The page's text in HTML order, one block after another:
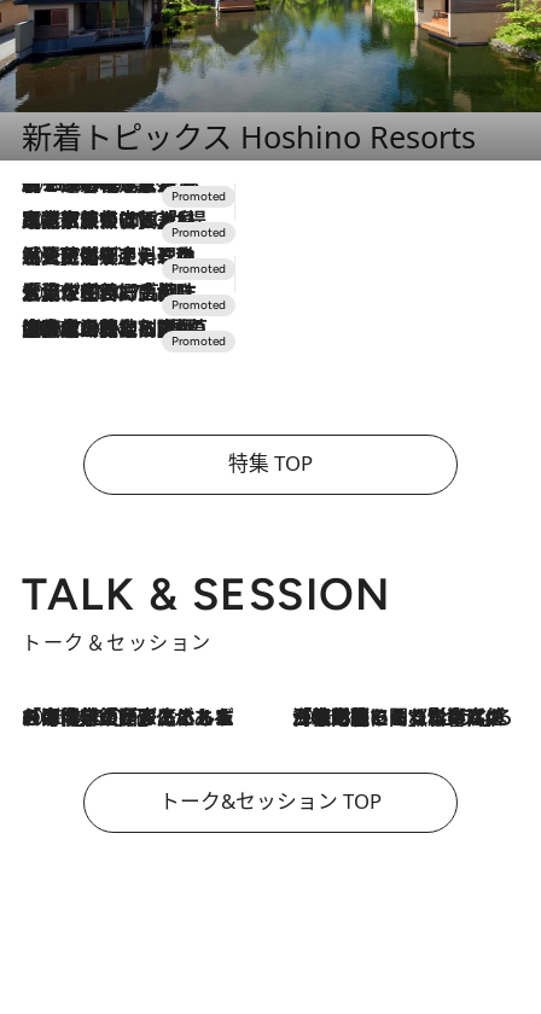
新着トピックス Hoshino Resorts
2026.8.7
【トンボの足水浴】ヒノキの香りに包まれて涼感マックス！約13℃の湧水かけ流しを避暑地「星野温泉 トンボの湯」で体験
2026.7.31
【ホテル帰省】という選択肢をOMOが提案。家族とほどよい距離を保つには「昼は実家、夜は気兼ねなくホテルで！」
2026.7.24
【夏限定ディナーコース】旬を迎える稚鮎や花ズッキーニなどをイタリア・トスカーナの郷土料理の手法で満喫！
2026.7.17
「土佐和ハーブかき氷」がOMO7高知に登場！生姜、山椒、大葉など目にも舌にも涼を呼ぶ郷土の味
2026.7.10
NEW OPEN！【界 草津】名湯の地に誕生。趣の異なる2種の温泉と上州ならではの会席・蕎麦割烹など美食を味わう究極の癒やし旅
特集 TOP
TALK & SESSION
トーク＆セッション
2026.8.3
「今後値上げがあるとすれば…」「リスクがあるのは今年の冬」エネルギー専門家が語る、ホルムズ海峡封鎖が家庭にもたらす“ある心配” 2026.8.3
「住宅建てられない…」「サーチャージ料の高値が続いている」ホルムズ海峡封鎖による影響はいつまで続く？《エネルギー専門家に聞く“どうなる日本の暮らし”》
トーク&セッション TOP